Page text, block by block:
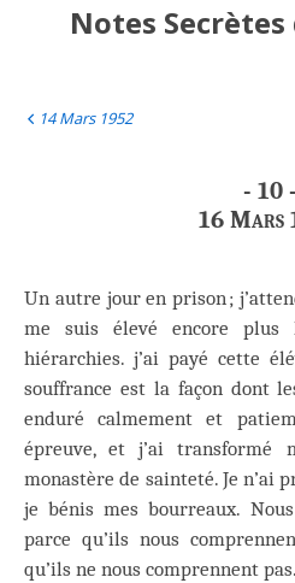
Notes Secrètes
14 Mars 1952
- 10 -
16 Mars
Un autre jour en prison ;
me suis élevé encore plus
hiérarchies. j’ai payé cette
souffrance est la façon dont
enduré calmement et
épreuve, et j’ai transformé
monastère de sainteté. Je n’ai
je bénis mes bourreaux.
parce qu’ils nous
qu’ils ne nous comprennent pas.